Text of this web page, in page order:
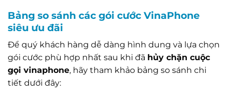
Bảng so sánh các gói cước VinaPhone
siêu ưu đãi
Để quý khách hàng dễ dàng hình dung và lựa chọn
gói cước phù hợp nhất sau khi đã hủy chặn cuộc
gọi vinaphone, hãy tham khảo bảng so sánh chi
tiết dưới đây: